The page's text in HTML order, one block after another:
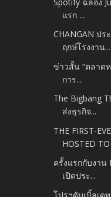
แรก ...
CHANGAN ปร
ฤกษ์โรงงาน...
ข่าวสั้น “ตลาด
การ...
The Bigbang
ส่งธุรกิจ...
THE FIRST-
HOSTED TO
ครั้งแรกกับงาน
เปิดประ...
โปรฯดับเบิ้ลเด